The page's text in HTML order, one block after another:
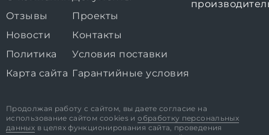
Отзывы
Новости
Политика
Карта сайта
Проекты
Контакты
Условия поставки
Гарантийные условия
Продолжая работу с сайтом, вы даете согласие на
использование сайтом cookies иобработку персональных
данных в целях функционирования сайта, проведения